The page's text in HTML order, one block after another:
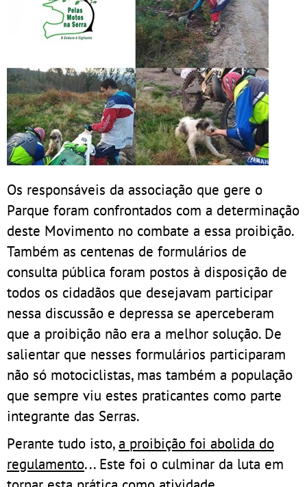
Os responsáveis da associação que gere o
Parque foram confrontados com a determinação
deste Movimento no combate a essa proibição.
Também as centenas de formulários de
consulta pública foram postos à disposição de
todos os cidadãos que desejavam participar
nessa discussão e depressa se aperceberam
que a proibição não era a melhor solução. De
salientar que nesses formulários participaram
não só motociclistas, mas também a população
que sempre viu estes praticantes como parte
integrante das Serras.
Perante tudo isto,a proibição foi abolida do
regulamento... Este foi o culminar da luta em